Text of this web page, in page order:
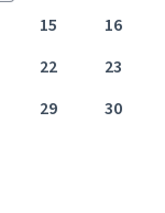
15
16
22
23
29
30